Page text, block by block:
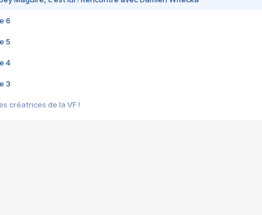
6
5
4
3
créatrices de la VF !